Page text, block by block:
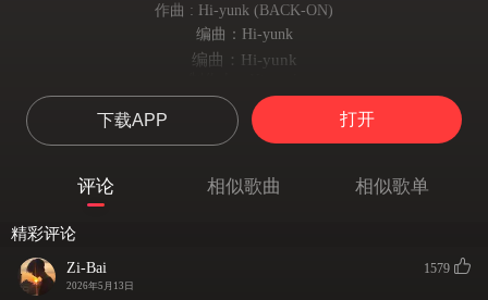
作曲 : Hi‐yunk (BACK-ON)
编曲：Hi-yunk
编曲：Hi-yunk
制作人：Hi-yunk
現実と夢の境界線
现实与梦的境界线
在梦想与现实的模糊中 我独自停留
下载APP 打开
评论 相似歌曲 相似歌单
精彩评论
Zi-Bai
2026年5月13日
1579